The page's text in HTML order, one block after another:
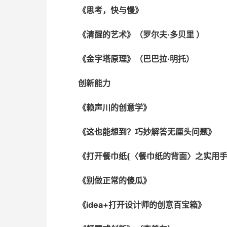
《思考，快与慢》
《清醒的艺术》（罗尔夫·多贝里 ）
《金字塔原理》（巴巴拉·明托）
创新能力
《赖声川的创意学》
《这也能想到？巧妙解答无厘头问题》
《打开餐巾纸(〈餐巾纸的背面〉之实用
《别做正常的傻瓜》
《idea+打开设计师的创意百宝箱》